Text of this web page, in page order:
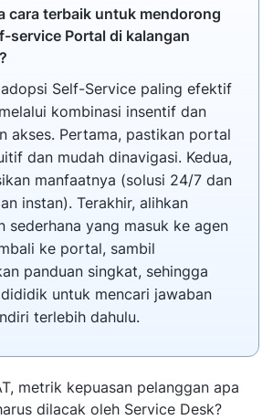
cara terbaik untuk mendorong
service Portal di kalangan
terbaik untuk
Self-Service paling efektif
kombinasi insentif dan
akses. Pertama, pastikan portal
dan mudah dinavigasi. Kedua,
manfaatnya (solusi 24/7 dan
instan). Terakhir, alihkan
sederhana yang masuk ke agen
ke portal, sambil
panduan singkat, sehingga
untuk mencari jawaban
terlebih dahulu.
metrik kepuasan pelanggan apa
dilacak oleh Service Desk?
metrik kepuasan pelanggan